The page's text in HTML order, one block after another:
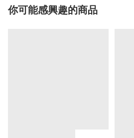
你可能感興趣的商品